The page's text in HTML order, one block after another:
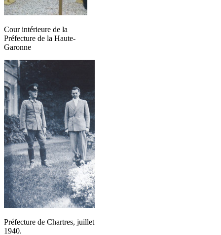
Cour intérieure de la
Préfecture de la Haute-
Garonne
Préfecture de Chartres, juillet
1940.